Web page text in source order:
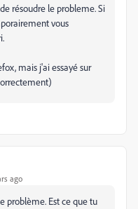
résoudre le probleme. Si
vous
mais j'ai essayé sur
ago
problème. Est ce que tu